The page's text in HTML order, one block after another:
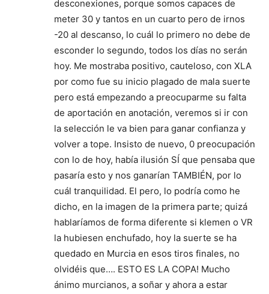
desconexiones, porque somos capaces de
meter 30 y tantos en un cuarto pero de irnos
-20 al descanso, lo cuál lo primero no debe de
esconder lo segundo, todos los días no serán
hoy. Me mostraba positivo, cauteloso, con XLA
por como fue su inicio plagado de mala suerte
pero está empezando a preocuparme su falta
de aportación en anotación, veremos si ir con
la selección le va bien para ganar confianza y
volver a tope. Insisto de nuevo, 0 preocupación
con lo de hoy, había ilusión SÍ que pensaba que
pasaría esto y nos ganarían TAMBIÉN, por lo
cuál tranquilidad. El pero, lo podría como he
dicho, en la imagen de la primera parte; quizá
hablaríamos de forma diferente si klemen o VR
la hubiesen enchufado, hoy la suerte se ha
quedado en Murcia en esos tiros finales, no
olvidéis que…. ESTO ES LA COPA! Mucho
ánimo murcianos, a soñar y ahora a estar